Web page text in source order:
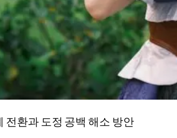
전환과 도정 공백 해소 방안